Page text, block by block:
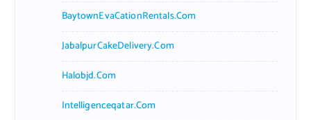
BaytownEvaCationRentals.com
JabalpurCakeDelivery.com
Halobjd.com
Intelligenceqatar.com